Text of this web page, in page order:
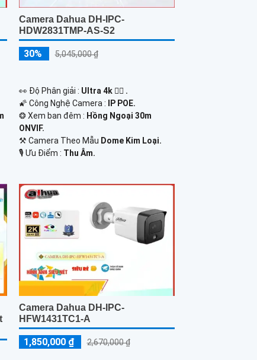
Camera Dahua DH-IPC-
HDW2831TMP-AS-S2
30% 5,045,000 ₫
️👀 Độ Phân giải : Ultra 4k 👍🏾 .
🌠 Công Nghệ Camera :
IP POE.
❂ Xem ban đêm : Hồng Ngoại 30m
ONVIF.
⚒ Camera Theo Mẫu Dome Kim Loại.
️🎙 Ưu Điểm : Thu Âm.
Camera Dahua DH-IPC-
HFW1431TC1-A
1,850,000 ₫ 2,670,000 ₫